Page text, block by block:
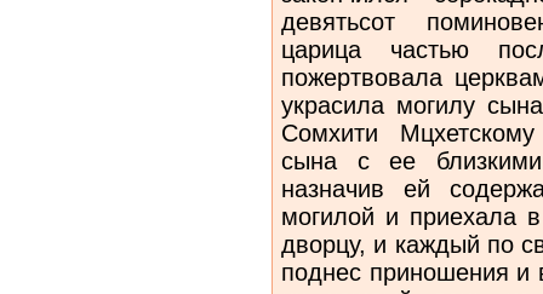
девятьсот
царица частью
пожертвовала
украсила могилу
Сомхити
сына с ее
назначив ей
могилой и приехала
дворцу, и каждый по
поднес приношения и